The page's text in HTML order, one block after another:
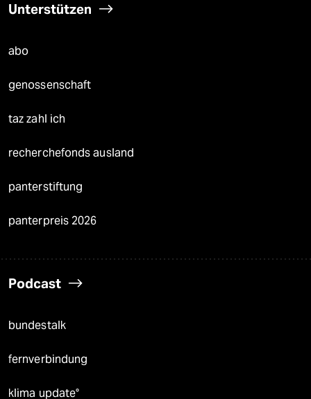
Unterstützen
abo
genossenschaft
taz zahl ich
recherchefonds ausland
panterstiftung
panterpreis 2026
Podcast
bundestalk
fernverbindung
klima update°